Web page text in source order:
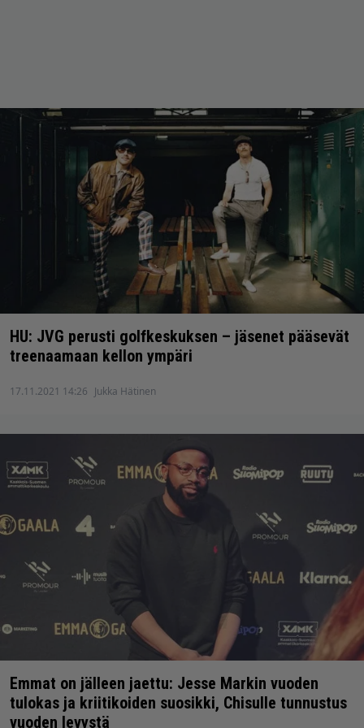
HU: JVG perusti golfkeskuksen – jäsenet pääsevät
treenaamaan kellon ympäri
17.11.2021 14:26 Jukka Hätinen
Emmat on jälleen jaettu: Jesse Markin vuoden
tulokas ja kriitikoiden suosikki, Chisulle tunnustus
vuoden levystä